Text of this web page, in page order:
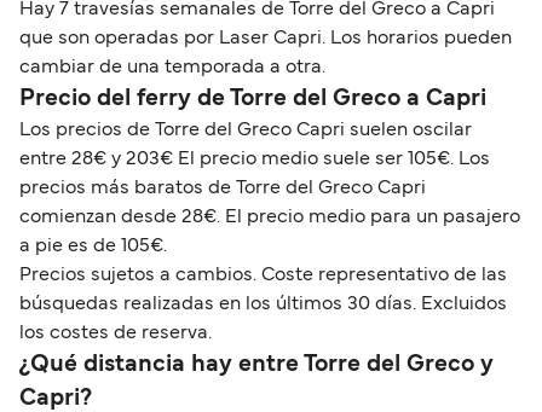
Hay 7 travesías semanales de Torre del Greco a Capri
que son operadas por Laser Capri. Los horarios pueden
cambiar de una temporada a otra.
Precio del ferry de Torre del Greco a Capri
Los precios de Torre del Greco Capri suelen oscilar
entre 28€ y 203€ El precio medio suele ser 105€. Los
precios más baratos de Torre del Greco Capri
comienzan desde 28€. El precio medio para un pasajero
a pie es de 105€.
Precios sujetos a cambios. Coste representativo de las
búsquedas realizadas en los últimos 30 días. Excluidos
los costes de reserva.
¿Qué distancia hay entre Torre del Greco y
Capri?